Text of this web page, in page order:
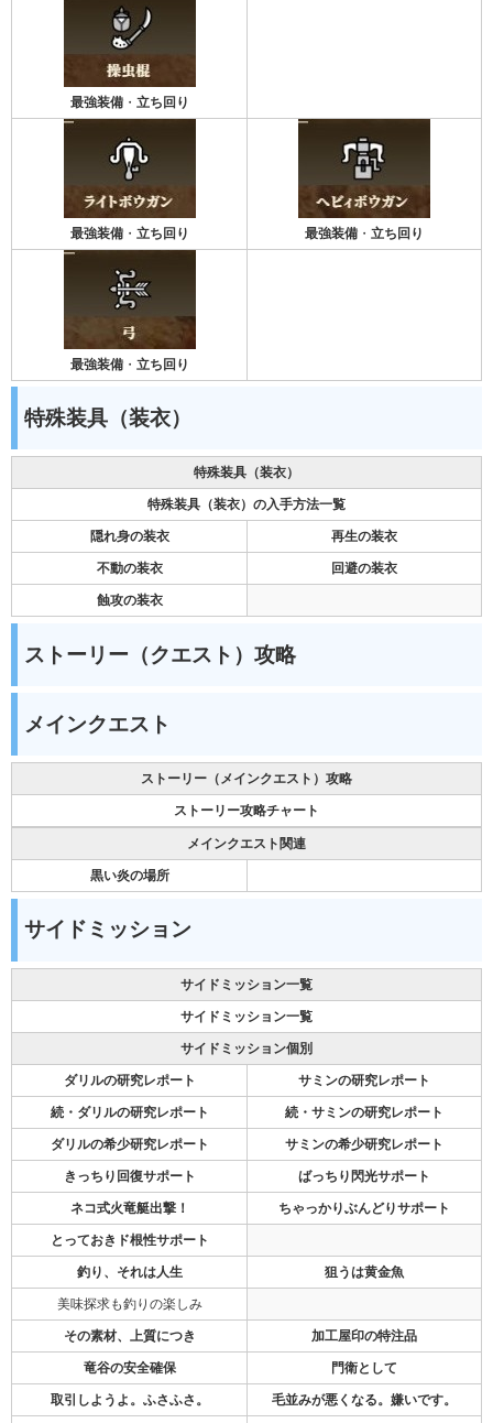
最強装備・ 立ち回り
最強装備・ 立ち回り 最強装備 ・ 立ち回り
最強装備・ 立ち回り
特殊装具（装衣）
特殊装具（装衣）
特殊装具（装衣）の入手方法一覧
隠れ身の装衣 再生の装衣
不動の装衣 回避の装衣
蝕攻の装衣
ストーリー（クエスト）攻略
メインクエスト
ストーリー（メインクエスト）攻略
ストーリー攻略チャート
メインクエスト関連
黒い炎の場所
サイドミッション
サイドミッション一覧
サイドミッション一覧
サイドミッション個別
ダリルの研究レポート サミンの研究レポート
続・ダリルの研究レポート 続・サミンの研究レポート
ダリルの希少研究レポート サミンの希少研究レポート
きっちり回復サポート ばっちり閃光サポート
ネコ式火竜艇出撃！ ちゃっかりぶんどりサポート
とっておきド根性サポート
釣り、それは人生 狙うは黄金魚
美味探求も釣りの楽しみ
その素材、上質につき 加工屋印の特注品
竜谷の安全確保 門衛として
取引しようよ。ふさふさ。 毛並みが悪くなる。嫌いです。